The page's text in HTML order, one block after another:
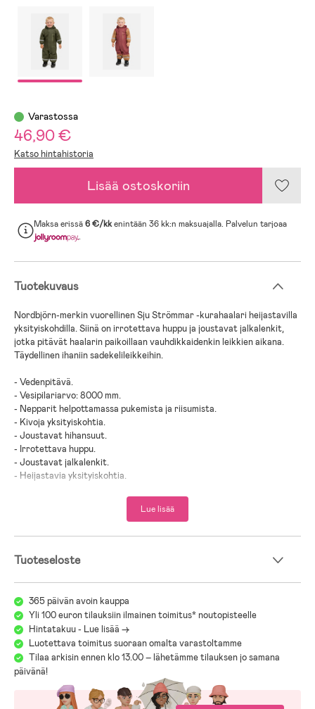
Varastossa
46,90 €
Katso hintahistoria
Lisää ostoskoriin
Maksa erissä6 €/kkenintään 36 kk:n maksuajalla. Palvelun tarjoaa
.
Tuotekuvaus
Nordbjörn-merkin vuorellinen Sju Strömmar -kurahaalari heijastavilla
yksityiskohdilla. Siinä on irrotettava huppu ja joustavat jalkalenkit,
jotka pitävät haalarin paikoillaan vauhdikkaidenkin leikkien aikana.
Täydellinen ihaniin sadekelileikkeihin.
- Vedenpitävä.
- Vesipilariarvo: 8000 mm.
- Nepparit helpottamassa pukemista ja riisumista.
- Kivoja yksityiskohtia.
- Joustavat hihansuut.
- Irrotettava huppu.
- Joustavat jalkalenkit.
- Heijastavia yksityiskohtia.
sisällä mitään haitallisia aineita.
Lue lisää
Tuoteseloste
365 päivän avoin kauppa
Yli 100 euron tilauksiin ilmainen toimitus* noutopisteelle
Hintatakuu - Lue lisää ->
Luotettava toimitus suoraan omalta varastoltamme
Tilaa arkisin ennen klo 13.00 – lähetämme tilauksen jo samana
päivänä!